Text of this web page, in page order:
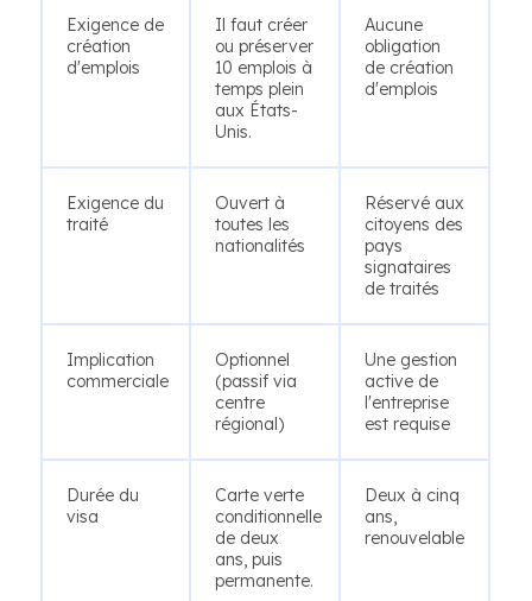
Exigence de
création
d'emplois
Il faut créer
ou préserver
10 emplois à
temps plein
aux États-
Unis.
Aucune
obligation
de création
d'emplois
Exigence du
traité
Ouvert à
toutes les
nationalités
Réservé aux
citoyens des
pays
signataires
de traités
Implication
commerciale
Optionnel
(passif via
centre
régional)
Une gestion
active de
l'entreprise
est requise
Durée du
visa
Carte verte
conditionnelle
de deux
ans, puis
permanente.
Deux à cinq
ans,
renouvelable